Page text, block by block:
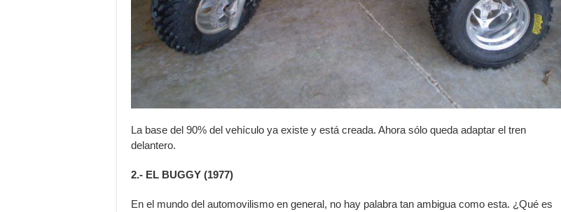
La base del 90% del vehículo ya existe y está creada. Ahora sólo queda adaptar el tren
delantero.
2.- EL BUGGY (1977)
En el mundo del automovilismo en general, no hay palabra tan ambigua como esta. ¿Qué es